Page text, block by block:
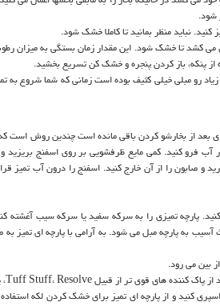
شود.
نباید منظر بمانید تا کاملا خشک شود.
کشد تا خشک شود. این مقدار زمان بستگی به میزان
پنکه، باز کردن پنجره و خشک کن تسریع بخشید.
رو مبلی خیلی کثیف بوده است زمانی که شما شروع به
بعد از بخارشو کردن باقی مانده است چندین روش است
آب فرو کنید. کمی مایع ظرفشویی بر روی اسفنج بریزید
و صابون را از آن خارج کنید. اسفنج را درون آب تمیز
پارچه تمیزی را به سرکه سفید یا سرکه سیب آغشته
آسیب به پارچه مبل می شود. به آرامی با پارچه ای تمیز
بین می رود.
کنید و از پارچه ای تمیز برای خشک کردن لکه